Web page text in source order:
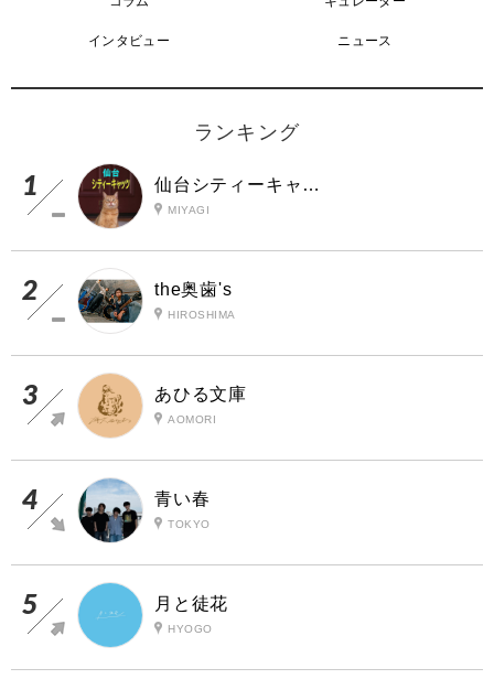
インタビュー ニュース
ランキング
仙台シティーキャッツ
MIYAGI
the奥歯's
HIROSHIMA
あひる文庫
AOMORI
青い春
TOKYO
月と徒花
HYOGO